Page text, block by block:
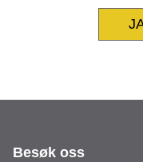
Besøk oss